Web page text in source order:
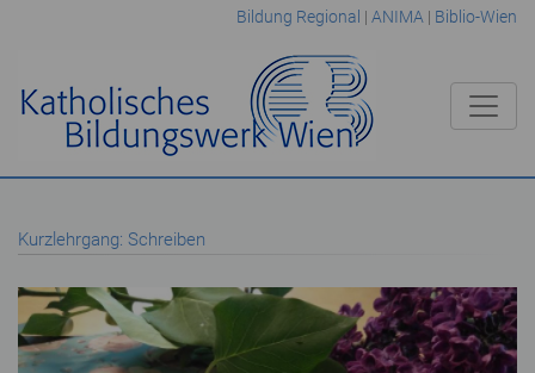
Bildung Regional | ANIMA | Biblio-Wien
Kurzlehrgang: Schreiben